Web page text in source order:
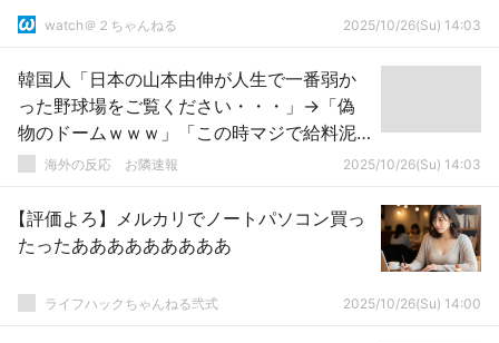
watch＠２ちゃんねる 2025/10/26(Su) 14:03
韓国人「日本の山本由伸が人生で一番弱か
った野球場をご覧ください・・・」→「偽
物のドームｗｗｗ」「この時マジで給料泥
棒になるのかと思ったわ」
海外の反応 お隣速報 2025/10/26(Su) 14:03
【評価よろ】メルカリでノートパソコン買っ
たったあああああああああ
ライフハックちゃんねる弐式 2025/10/26(Su) 14:00